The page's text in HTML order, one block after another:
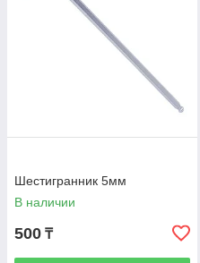
Шестигранник 5мм
В наличии
500 ₸